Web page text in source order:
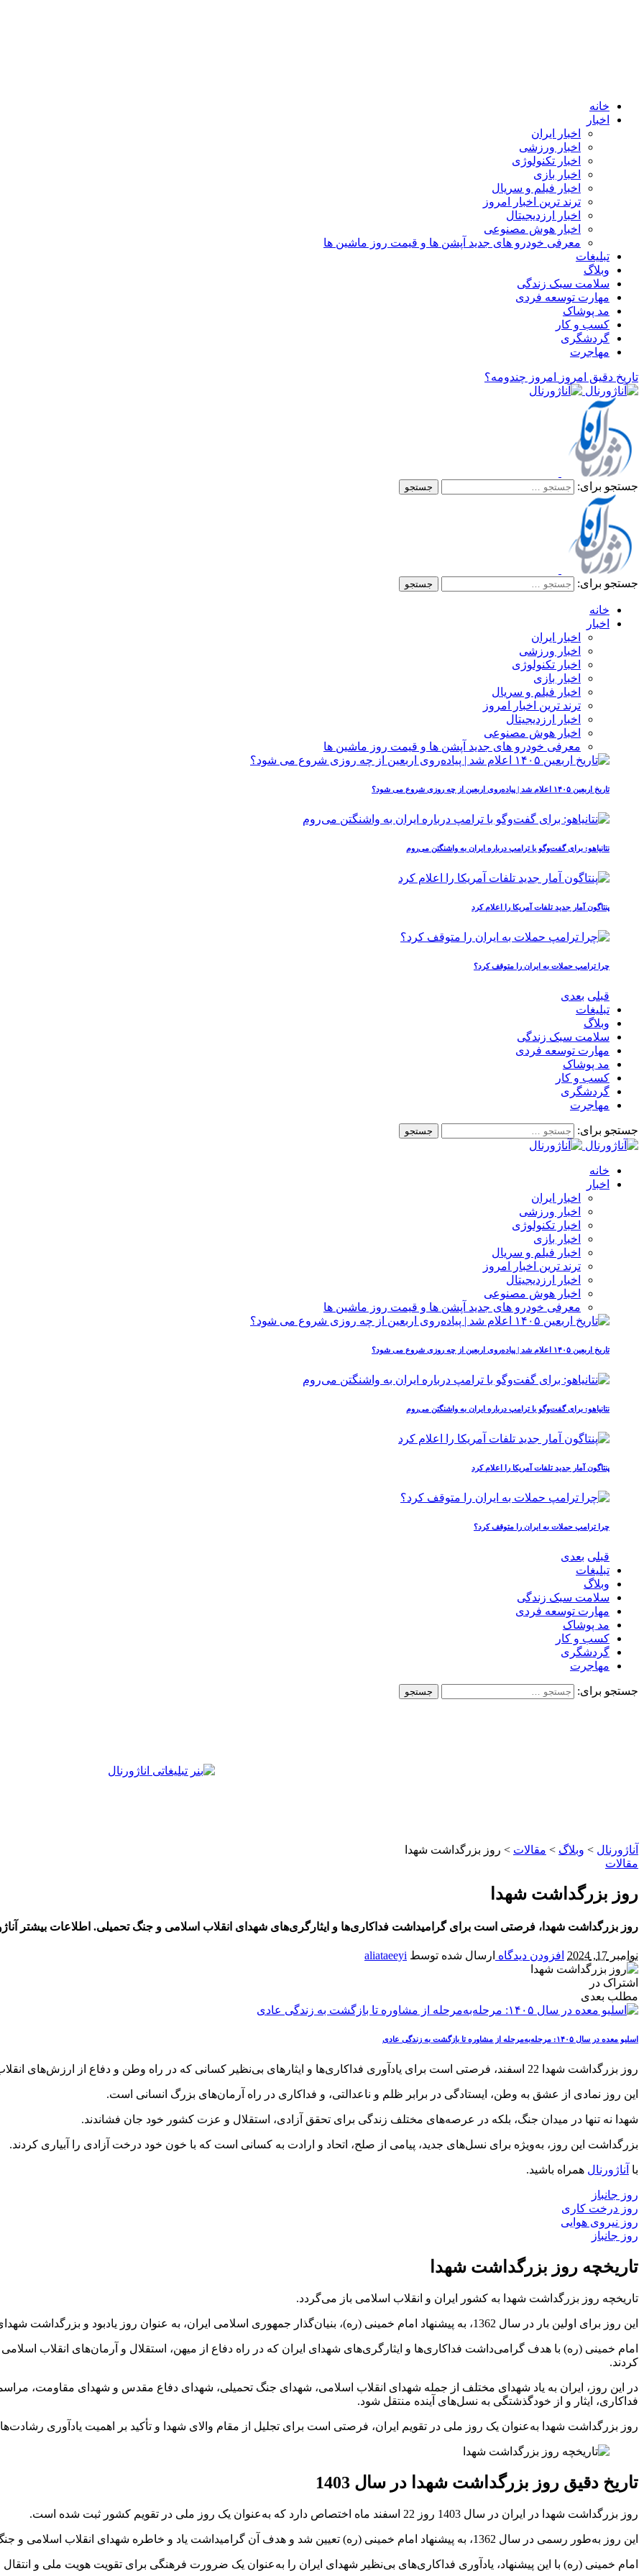
خانه
اخبار
اخبار ایران
اخبار ورزشی
اخبار تکنولوژی
اخبار بازی
اخبار فیلم و سریال
ترند ترین اخبار امروز
اخبار ارزدیجیتال
اخبار هوش مصنوعی
معرفی خودرو های جدید آپشن‌ ها و قیمت روز ماشین‌ ها
تبلیغات
وبلاگ
سلامت سبک زندگی
مهارت توسعه فردی
مد پوشاک
کسب و کار
گردشگری
مهاجرت
تاریخ دقیق امروز امروز چندومه؟
جستجو برای:
جستجو برای:
خانه
اخبار
اخبار ایران
اخبار ورزشی
اخبار تکنولوژی
اخبار بازی
اخبار فیلم و سریال
ترند ترین اخبار امروز
اخبار ارزدیجیتال
اخبار هوش مصنوعی
معرفی خودرو های جدید آپشن‌ ها و قیمت روز ماشین‌ ها
تاریخ اربعین ۱۴۰۵ اعلام شد | پیاده‌روی اربعین از چه روزی شروع می‌ شود؟
نتانیاهو: برای گفت‌وگو با ترامپ درباره ایران به واشنگتن می‌روم
پنتاگون آمار جدید تلفات آمریکا را اعلام کرد
چرا ترامپ حملات به ایران را متوقف کرد؟
قبلی بعدی
تبلیغات
وبلاگ
سلامت سبک زندگی
مهارت توسعه فردی
مد پوشاک
کسب و کار
گردشگری
مهاجرت
جستجو برای:
خانه
اخبار
اخبار ایران
اخبار ورزشی
اخبار تکنولوژی
اخبار بازی
اخبار فیلم و سریال
ترند ترین اخبار امروز
اخبار ارزدیجیتال
اخبار هوش مصنوعی
معرفی خودرو های جدید آپشن‌ ها و قیمت روز ماشین‌ ها
تاریخ اربعین ۱۴۰۵ اعلام شد | پیاده‌روی اربعین از چه روزی شروع می‌ شود؟
نتانیاهو: برای گفت‌وگو با ترامپ درباره ایران به واشنگتن می‌روم
پنتاگون آمار جدید تلفات آمریکا را اعلام کرد
چرا ترامپ حملات به ایران را متوقف کرد؟
قبلی بعدی
تبلیغات
وبلاگ
سلامت سبک زندگی
مهارت توسعه فردی
مد پوشاک
کسب و کار
گردشگری
مهاجرت
جستجو برای:
آناژورنال > وبلاگ > مقالات > روز بزرگداشت شهدا
مقالات
روز بزرگداشت شهدا
روز بزرگداشت شهدا، فرصتی است برای گرامیداشت فداکاری‌ها و ایثارگری‌های شهدای انقلاب اسلامی و جنگ تحمیلی. اطلاعات بیشتر
نوامبر 17, 2024 افزودن دیدگاه ارسال شده توسط aliataeeyi
اشتراک در
مطلب بعدی
اسلیو معده در سال ۱۴۰۵: مرحله‌به‌مرحله از مشاوره تا بازگشت به زندگی عادی
روز بزرگداشت شهدا 22 اسفند، فرصتی است برای یادآوری فداکاری‌ها و ایثارهای بی‌نظیر کسانی که در راه وطن و دفاع از ارزش‌های انقلاب اسلامی جان خود را فدای ملت کردند.
این روز نمادی از عشق به وطن، ایستادگی در برابر ظلم و ناعدالتی، و فداکاری در راه آرمان‌های بزرگ انسانی است.
شهدا نه تنها در میدان جنگ، بلکه در عرصه‌های مختلف زندگی برای تحقق آزادی، استقلال و عزت کشور خود جان فشاندند.
بزرگداشت این روز، به‌ویژه برای نسل‌های جدید، پیامی از صلح، اتحاد و ارادت به کسانی است که با خون خود درخت آزادی را آبیاری کردند.
با آناژورنال همراه باشید.
روز جانباز
روز درخت کاری
روز نیروی هوایی
روز جانباز
تاریخچه روز بزرگداشت شهدا
تاریخچه روز بزرگداشت شهدا به کشور ایران و انقلاب اسلامی باز می‌گردد.
این روز برای اولین بار در سال 1362، به پیشنهاد امام خمینی (ره)، بنیان‌گذار جمهوری اسلامی ایران، به عنوان روز یادبود و بزرگداشت شهدای انقلاب اسلامی و جنگ تحمیلی عراق علیه ایران، تعیین شد.
امام خمینی (ره) با هدف گرامی‌داشت فداکاری‌ها و ایثارگری‌های شهدای ایران که در راه دفاع از میهن، استقلال و آرمان‌های انقلاب
کردند.
در این روز، ایران به یاد شهدای مختلف از جمله شهدای انقلاب اسلامی، شهدای جنگ تحمیلی، شهدای دفاع مقدس و شهدای مقاومت،
فداکاری، ایثار و از خودگذشتگی به نسل‌های آینده منتقل شود.
روز بزرگداشت شهدا به‌عنوان یک روز ملی در تقویم ایران، فرصتی است برای تجلیل از مقام والای شهدا و تأکید بر اهمیت یادآوری
تاریخ دقیق روز بزرگداشت شهدا در سال 1403
روز بزرگداشت شهدا در ایران در سال 1403 روز 22 اسفند ماه اختصاص دارد که به‌عنوان یک روز ملی در تقویم کشور ثبت شده است.
این روز به‌طور رسمی در سال 1362، به پیشنهاد امام خمینی (ره) تعیین شد و هدف آن گرامیداشت یاد و خاطره شهدای انقلاب اسلامی و جنگ تحمیلی بود.
امام خمینی (ره) با این پیشنهاد، یادآوری فداکاری‌های بی‌نظیر شهدای ایران را به‌عنوان یک ضرورت فرهنگی برای تقویت هویت ملی و